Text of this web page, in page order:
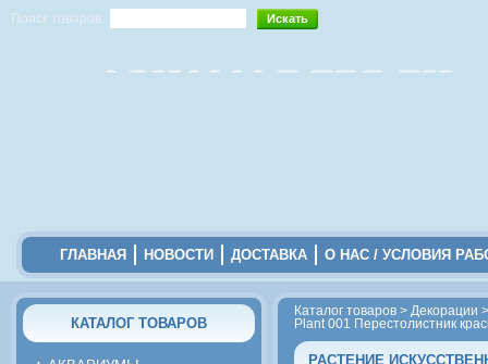
Поиск товаров:
ГЛАВНАЯ НОВОСТИ ДОСТАВКА О НАС / УСЛОВИЯ
КАТАЛОГ ТОВАРОВ
Каталог товаров > Декорации
Plant 001 Перестолистник
РАСТЕНИЕ